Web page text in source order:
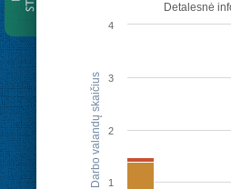
Darbo valandų skaičius
Detalesnė
1
2
3
4